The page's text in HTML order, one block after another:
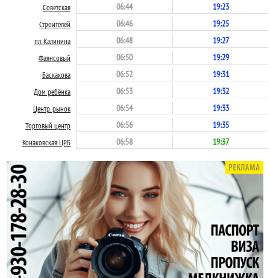
Советская 06:44 19:23
Строителей 06:46 19:25
пл. Калинина 06:48 19:27
Фаянсовый 06:50 19:29
Баскакова 06:52 19:31
Дом ребёнка 06:53 19:32
Центр. рынок 06:54 19:33
Торговый центр 06:56 19:35
Конаковская ЦРБ 06:58 19:37